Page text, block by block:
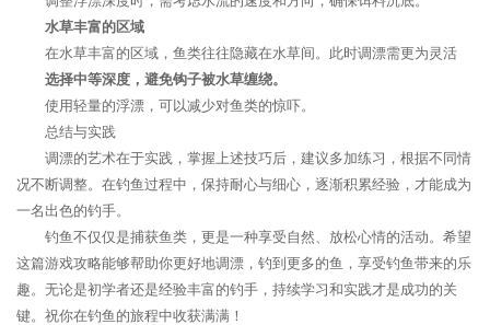
水草丰富的区域
在水草丰富的区域，鱼类往往隐藏在水草间。此时调漂需更为灵活
选择中等深度，避免钩子被水草缠绕。
使用轻量的浮漂，可以减少对鱼类的惊吓。
总结与实践
调漂的艺术在于实践，掌握上述技巧后，建议多加练习，根据不同情
况不断调整。在钓鱼过程中，保持耐心与细心，逐渐积累经验，才能成为
一名出色的钓手。
钓鱼不仅仅是捕获鱼类，更是一种享受自然、放松心情的活动。希望
这篇游戏攻略能够帮助你更好地调漂，钓到更多的鱼，享受钓鱼带来的乐
趣。无论是初学者还是经验丰富的钓手，持续学习和实践才是成功的关
键。祝你在钓鱼的旅程中收获满满！